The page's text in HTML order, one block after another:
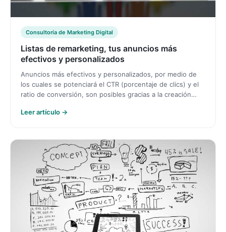
Consultoría de Marketing Digital
Listas de remarketing, tus anuncios más
efectivos y personalizados
Anuncios más efectivos y personalizados, por medio de
los cuales se potenciará el CTR (porcentaje de clics) y el
ratio de conversión, son posibles gracias a la creación…
Leer artículo →